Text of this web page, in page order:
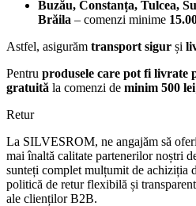
Buzău, Constanța, Tulcea,
Brăila – comenzi minime
Astfel, asigurăm transport sigur și
Pentru produsele care pot fi livrate
gratuită la comenzi de minim 500 lei
Retur
La SILVESROM, ne angajăm să
mai înaltă calitate partenerilor noștri
sunteți complet mulțumit de achiziția
politică de retur flexibilă și
ale clienților B2B.